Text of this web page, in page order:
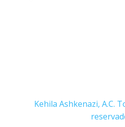
Kehila Ashkenazi, A.C.